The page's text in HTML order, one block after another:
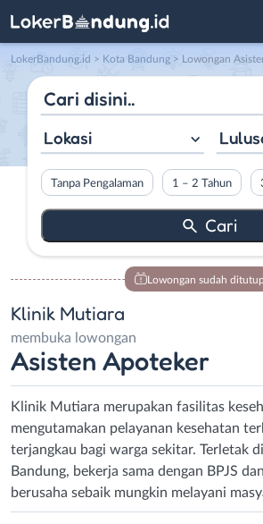
LokerBandung.id > Kota Bandung > Lowongan
Lokasi
Tanpa Pengalaman 1 – 2 Tahun
Lowongan sudah ditutup
Klinik Mutiara
membuka lowongan
Asisten Apoteker
Klinik Mutiara merupakan fasilitas
mengutamakan pelayanan kesehatan
terjangkau bagi warga sekitar. Terletak
Bandung, bekerja sama dengan BPJS
berusaha sebaik mungkin melayani